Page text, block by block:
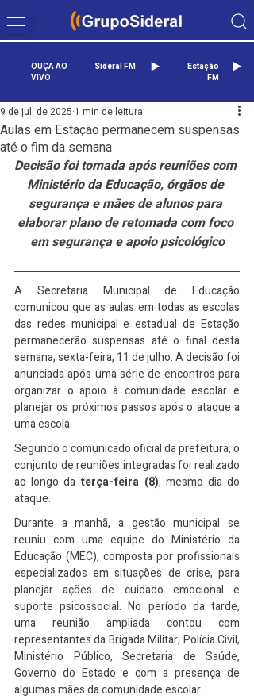
OUÇA AO
VIVO
Sideral FM
Estação
FM
Aulas em Estação permanecem suspensas
até o fim da semana
9 de jul. de 2025 1 min de leitura
Decisão foi tomada após reuniões com
Ministério da Educação, órgãos de
segurança e mães de alunos para
elaborar plano de retomada com foco
em segurança e apoio psicológico
A Secretaria Municipal de Educação
comunicou que as aulas em todas as escolas
das redes municipal e estadual de Estação
permanecerão suspensas até o final desta
semana, sexta-feira, 11 de julho. A decisão foi
anunciada após uma série de encontros para
organizar o apoio à comunidade escolar e
planejar os próximos passos após o ataque a
uma escola.
Segundo o comunicado oficial da prefeitura, o
conjunto de reuniões integradas foi realizado
ao longo da terça-feira (8), mesmo dia do
ataque.
Durante a manhã, a gestão municipal se
reuniu com uma equipe do Ministério da
Educação (MEC), composta por profissionais
especializados em situações de crise, para
planejar ações de cuidado emocional e
suporte psicossocial. No período da tarde,
uma reunião ampliada contou com
representantes da Brigada Militar, Polícia Civil,
Ministério Público, Secretaria de Saúde,
Governo do Estado e com a presença de
algumas mães da comunidade escolar.